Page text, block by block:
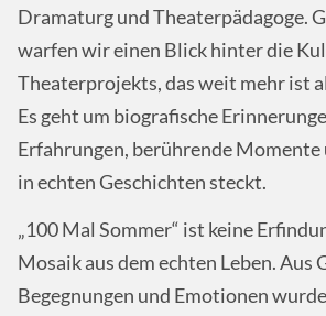
Dramaturg und Theaterpädagoge.
warfen wir einen Blick hinter die
Theaterprojekts, das weit mehr ist
Es geht um biografische
Erfahrungen, berührende Momente
in echten Geschichten steckt.
„100 Mal Sommer“ ist keine
Mosaik aus dem echten Leben. Aus
Begegnungen und Emotionen